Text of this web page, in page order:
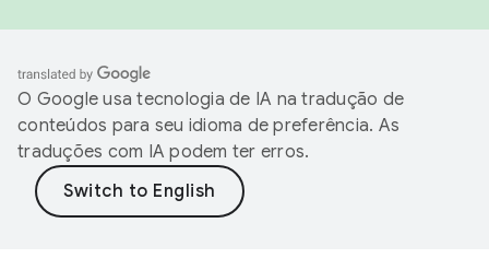
O Google usa tecnologia de IA na tradução de
conteúdos para seu idioma de preferência. As
traduções com IA podem ter erros.